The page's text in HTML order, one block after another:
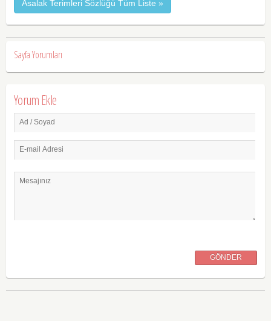
Asalak Terimleri Sözlüğü Tüm Liste »
Sayfa Yorumları
Yorum Ekle
Ad / Soyad
E-mail Adresi
Mesajınız
GÖNDER